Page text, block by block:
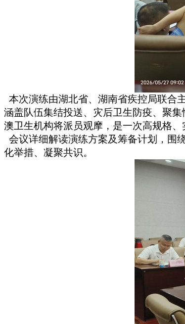
本次演练由湖北省、湖南省疾控局联合
涵盖队伍集结投送、灾后卫生防疫、聚
澳卫生机构将派员观摩，是一次高规格、
会议详细解读演练方案及筹备计划，围
化举措、凝聚共识。